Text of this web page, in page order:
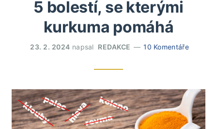
5 bolestí, se kterými
kurkuma pomáhá
23. 2. 2024 napsal REDAKCE 10 Komentáře